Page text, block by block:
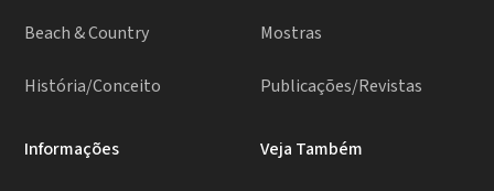
Beach & Country
História/Conceito
Mostras
Publicações/Revistas
Informações Veja Também